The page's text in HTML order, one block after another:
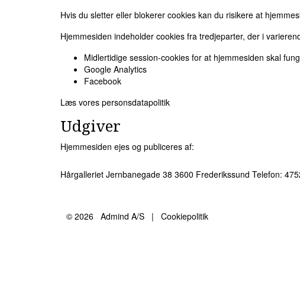
Hvis du sletter eller blokerer cookies kan du risikere at
Hjemmesiden indeholder cookies fra tredjeparter, der i
Midlertidige session-cookies for at hjemmesiden skal
Google Analytics
Facebook
Læs vores personsdatapolitik
Udgiver
Hjemmesiden ejes og publiceres af:
Hårgalleriet Jernbanegade 38 3600 Frederikssund Telefon:
© 2026 Admind A/S | Cookiepolitik